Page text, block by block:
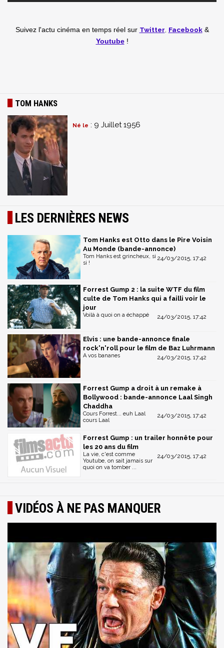
Suivez l'actu cinéma en temps réel sur Twitter Facebook&
Youtube!
TOM HANKS
Né le : 9 Juillet 1956
LES DERNIÈRES NEWS
Tom Hanks est Otto dans le Pire Voisin
Au Monde (bande-annonce)
24/03/2015, 17:42
Tom Hanks est grincheux, si
si !
Forrest Gump 2 : la suite WTF du film
culte de Tom Hanks qui a failli voir le
jour
24/03/2015, 17:42
Voilà à quoi on a échappé
Elvis : une bande-annonce finale
rock'n'roll pour le film de Baz Luhrmann
24/03/2015, 17:42
A vos bananes
Forrest Gump a droit à un remake à
Bollywood : bande-annonce Laal Singh
Chaddha
24/03/2015, 17:42
Cours Forrest... euh Laal
cours Laal
Forrest Gump : un trailer honnête pour
les 20 ans du film
24/03/2015, 17:42
La vie, c'est comme
Youtube, on sait jamais sur
quoi on va tomber ...
VIDÉOS À NE PAS MANQUER